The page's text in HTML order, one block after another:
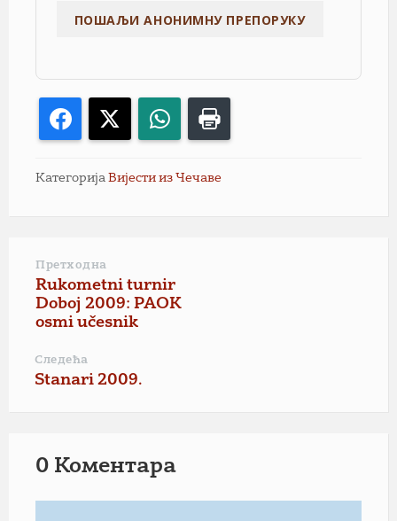
Facebook WhatsApp
Категорија Вијести из Чечаве
Претходна
Rukometni turnir
Doboj 2009: PAOK
osmi učesnik
Следећа
Stanari 2009.
0 Коментарa